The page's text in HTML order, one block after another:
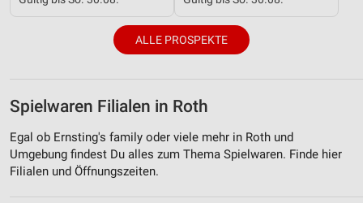
ALLE PROSPEKTE
Spielwaren Filialen in Roth
Egal ob Ernsting's family oder viele mehr in Roth und
Umgebung findest Du alles zum Thema Spielwaren. Finde hier
Filialen und Öffnungszeiten.